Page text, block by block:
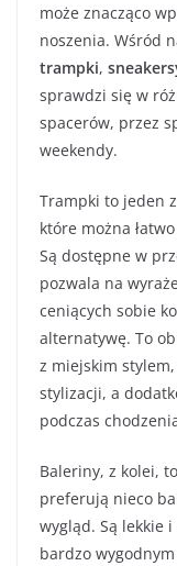
może znacząco
noszenia. Wśród
trampki,
sprawdzi się w
spacerów, przez
weekendy.
Trampki to jeden
które można
Są dostępne w
pozwala na
ceniących sobie
alternatywę. To
z miejskim
stylizacji, a
podczas
Baleriny, z kolei,
preferują nieco
wygląd. Są lekkie i
bardzo